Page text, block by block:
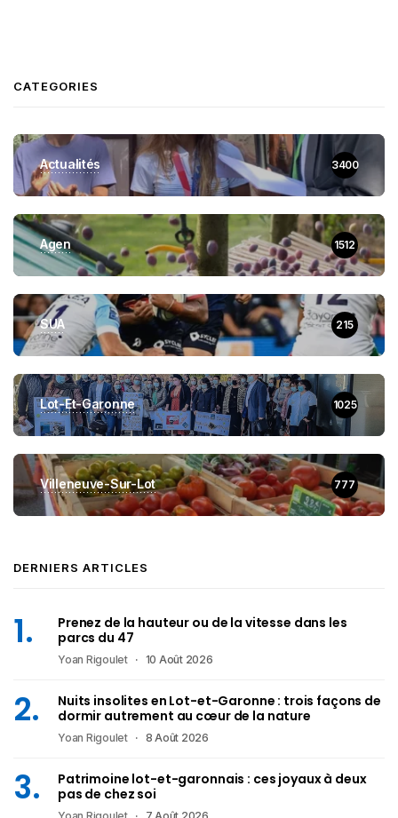
CATEGORIES
Actualités 3400
Agen 1512
SUA 215
Lot-Et-Garonne 1025
Villeneuve-Sur-Lot 777
DERNIERS ARTICLES
Prenez de la hauteur ou de la vitesse dans les
parcs du 47
Yoan Rigoulet 10 Août 2026
Nuits insolites en Lot-et-Garonne : trois façons de
dormir autrement au cœur de la nature
Yoan Rigoulet 8 Août 2026
Patrimoine lot-et-garonnais : ces joyaux à deux
pas de chez soi